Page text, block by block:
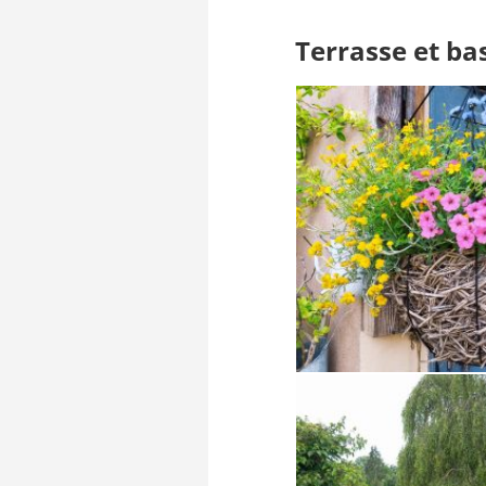
Terrasse et